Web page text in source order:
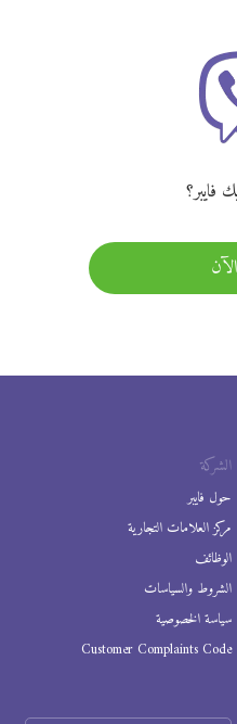
فايبر؟
الشركة
حول فايبر
مركز العلامات التجارية
الوظائف
الشروط والسياسات
سياسة الخصوصية
Customer Complaints Code